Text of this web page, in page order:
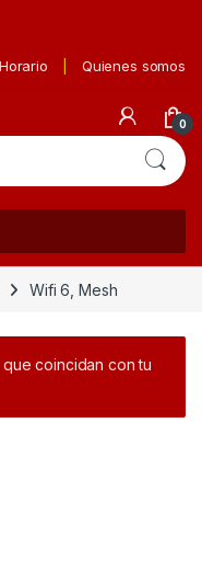
Horario Quienes somos
0
Wifi 6, Mesh
coincidan con tu